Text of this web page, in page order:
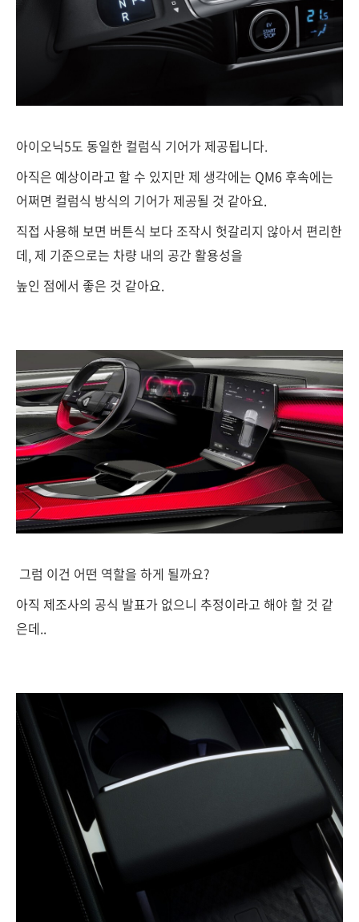
아이오닉5도 동일한 컬럼식 기어가 제공됩니다.
아직은 예상이라고 할 수 있지만 제 생각에는 QM6 후속에는
어쩌면 컬럼식 방식의 기어가 제공될 것 같아요.
직접 사용해 보면 버튼식 보다 조작시 헛갈리지 않아서 편리한
데, 제 기준으로는 차량 내의 공간 활용성을
높인 점에서 좋은 것 같아요.
그럼 이건 어떤 역할을 하게 될까요?
아직 제조사의 공식 발표가 없으니 추정이라고 해야 할 것 같
은데..